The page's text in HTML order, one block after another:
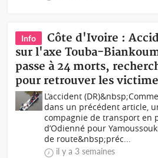
Info
Côte d'Ivoire :
sur l'axe Touba-
passe à 24 morts,
pour retrouver les
L’accident
dans un précédent article,
compagnie de transport en
d’Odienné pour
de route&nbsp;préc...
il y a 3 semaines